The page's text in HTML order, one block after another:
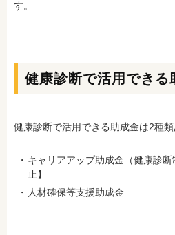
す。
健康診断で活用できる
健康診断で活用できる助成金は2種類
キャリアアップ助成金（健康診
止】
人材確保等支援助成金